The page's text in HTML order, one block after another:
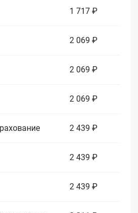
1 717 ₽
2 069 ₽
2 069 ₽
2 069 ₽
2 439 ₽
2 439 ₽
2 439 ₽